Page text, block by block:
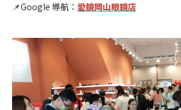
📌Google 導航： 愛鏡岡山眼鏡店